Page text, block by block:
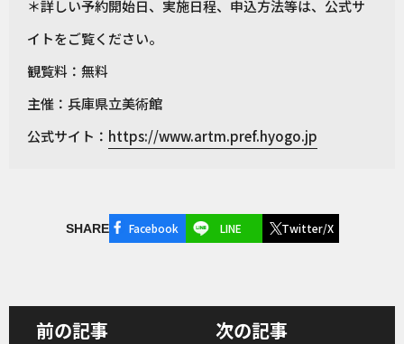
＊詳しい予約開始日、実施日程、申込方法等は、公式サ
イトをご覧ください。
観覧料：無料
主催：兵庫県立美術館
公式サイト： https://www.artm.pref.hyogo.jp
SHARE Facebook LINE Twitter/X
前の記事 次の記事